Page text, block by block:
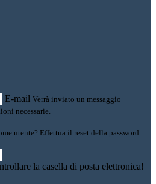
E-mail Verrà inviato un messaggio
necessarie.
utente? Effettua il reset della password
la casella di posta elettronica!